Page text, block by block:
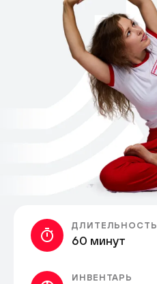
ДЛИТЕЛЬНОСТЬ
60 минут
ИНВЕНТАРЬ